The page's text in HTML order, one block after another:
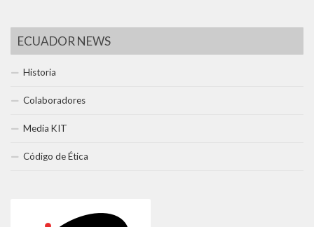
ECUADOR NEWS
Historia
Colaboradores
Media KIT
Código de Ética